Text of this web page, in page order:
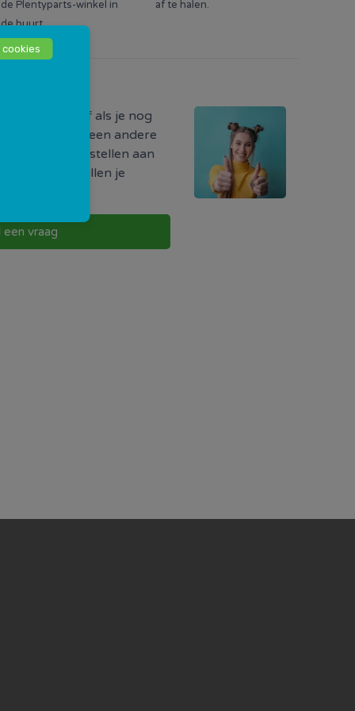
de Plentyparts-winkel in
de buurt.
af te halen.
hebt of als je nog
iets, of als je een andere
vraag direct stellen aan
buurt. Zij zullen je
een vraag